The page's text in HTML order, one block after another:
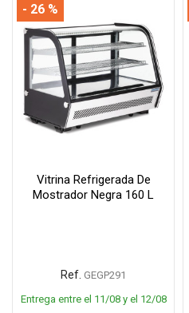
Vitrina Refrigerada De
Mostrador Negra 160 L
Ref. GEGP291
Entrega entre el 11/08 y el 12/08
- 26 %